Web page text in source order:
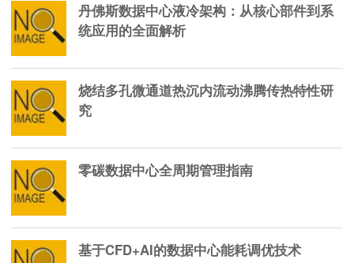
丹佛斯数据中心液冷架构：从核心部件到系
统应用的全面解析
烧结多孔微通道热沉内流动沸腾传热特性研
究
零碳数据中心全周期管理指南
基于CFD+AI的数据中心能耗调优技术